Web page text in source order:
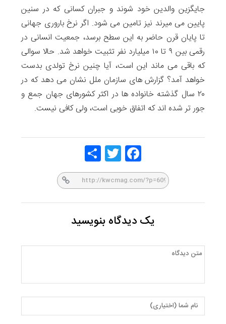
جایگزین والدین خود شوند و جبران کسانی که در سنین
پایین می میرند نیز تامین می شود. اگر نرخ باروری جهانی
تا پایان قرن حاضر به این سطح برسد، جمعیت انسانی در
رقمی بین ۹ تا ۱۰ میلیارد نفر تثبیت خواهد شد. حالا سوالی
که باقی می ماند این است، آیا چنین نرخ تولدی بدست
خواهد آمد؟ گزارش های سازمان ملل نشان می دهد که در
۲۰ سال گذشته خانواده ها در اکثر کشورهای جهان جمع و
جور تر شده اند که اتفاق خوبی است، ولی کافی نیست.
Face
Twitt
یک دیدگاه بنویسید